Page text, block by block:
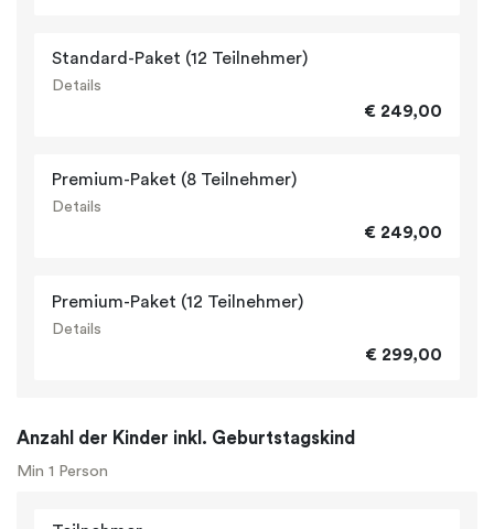
Standard-Paket (12 Teilnehmer)
Details
€ 249,00
Premium-Paket (8 Teilnehmer)
Details
€ 249,00
Premium-Paket (12 Teilnehmer)
Details
€ 299,00
Anzahl der Kinder inkl. Geburtstagskind
Min 1 Person